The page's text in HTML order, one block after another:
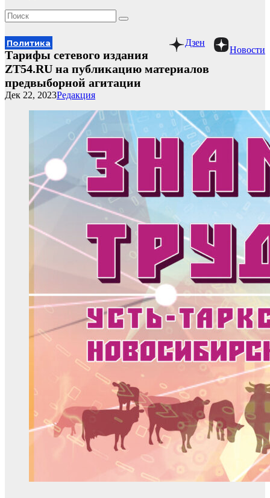
Новости
Дзен
Политика
Тарифы сетевого издания
ZT54.RU на публикацию материалов
предвыборной агитации
Редакция
Дек 22, 2023